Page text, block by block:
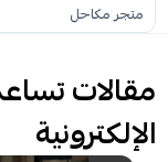
متجر مكاحل
مقالات
الإلكترونية